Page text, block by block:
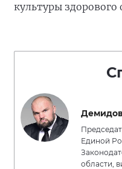
культуры
Единой
области,